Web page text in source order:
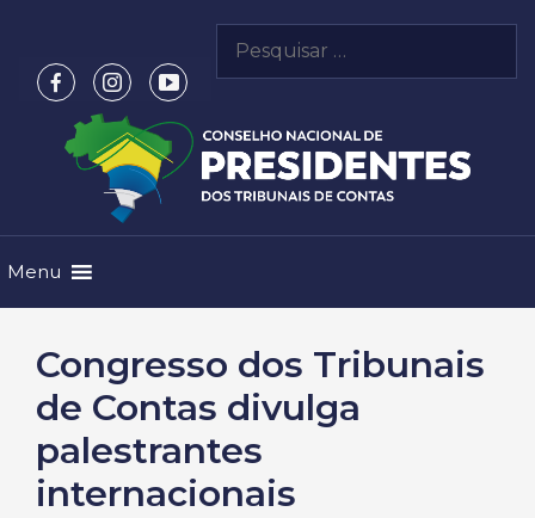
conteúdo
por:
Menu
Congresso dos Tribunais
de Contas divulga
palestrantes
internacionais